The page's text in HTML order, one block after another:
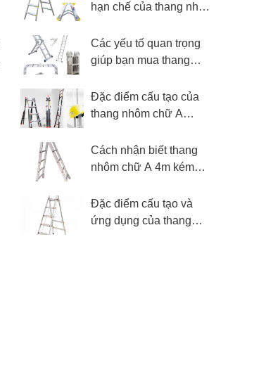
hạn chế của thang nhôm
Các yếu tố quan trọng
giúp bạn mua thang
lượng
Đặc điểm cấu tạo của
thang nhôm chữ A
dùng?
Cách nhận biết thang
nhôm chữ A 4m kém
mua
Đặc điểm cấu tạo và
ứng dụng của thang